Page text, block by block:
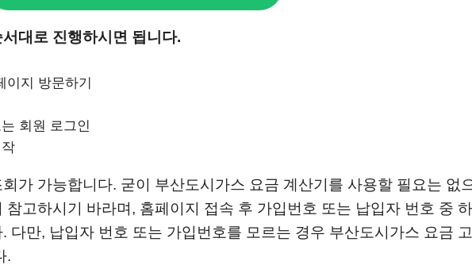
대로 진행하시면 됩니다.
이지 방문하기
회원 로그인
가 가능합니다. 굳이 부산도시가스 요금 계산기를 사용할 필요는 없
고하시기 바라며, 홈페이지 접속 후 가입번호 또는 납입자 번호 중
다만, 납입자 번호 또는 가입번호를 모르는 경우 부산도시가스 요금
.